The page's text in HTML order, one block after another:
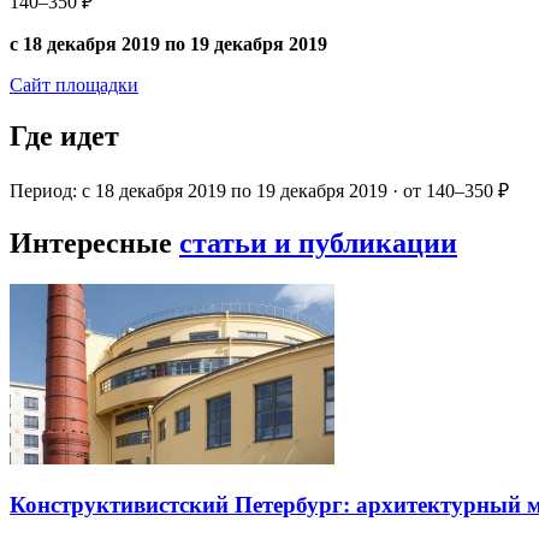
с 18 декабря 2019 по 19 декабря 2019
Сайт площадки
Где идет
Период: с 18 декабря 2019 по 19 декабря 2019 · от 140–350 ₽
Интересные статьи и публикации
Конструктивистский Петербург: архитектурный